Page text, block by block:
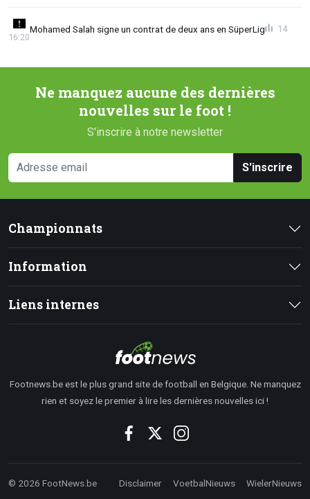
Mohamed Salah signe un contrat de deux ans en SüperLig
16:20
14
Ne manquez aucune des dernières
nouvelles sur le foot !
S'inscrire à notre newsletter
S'inscrire
Championnats
Information
Liens internes
Footnews.be est le plus grand site de football en Belgique. Ne manquez
rien et soyez le premier à lire les dernières nouvelles ici !
© 2026 FootNews.be Disclaimer VoetbalNieuws WielerNieuws